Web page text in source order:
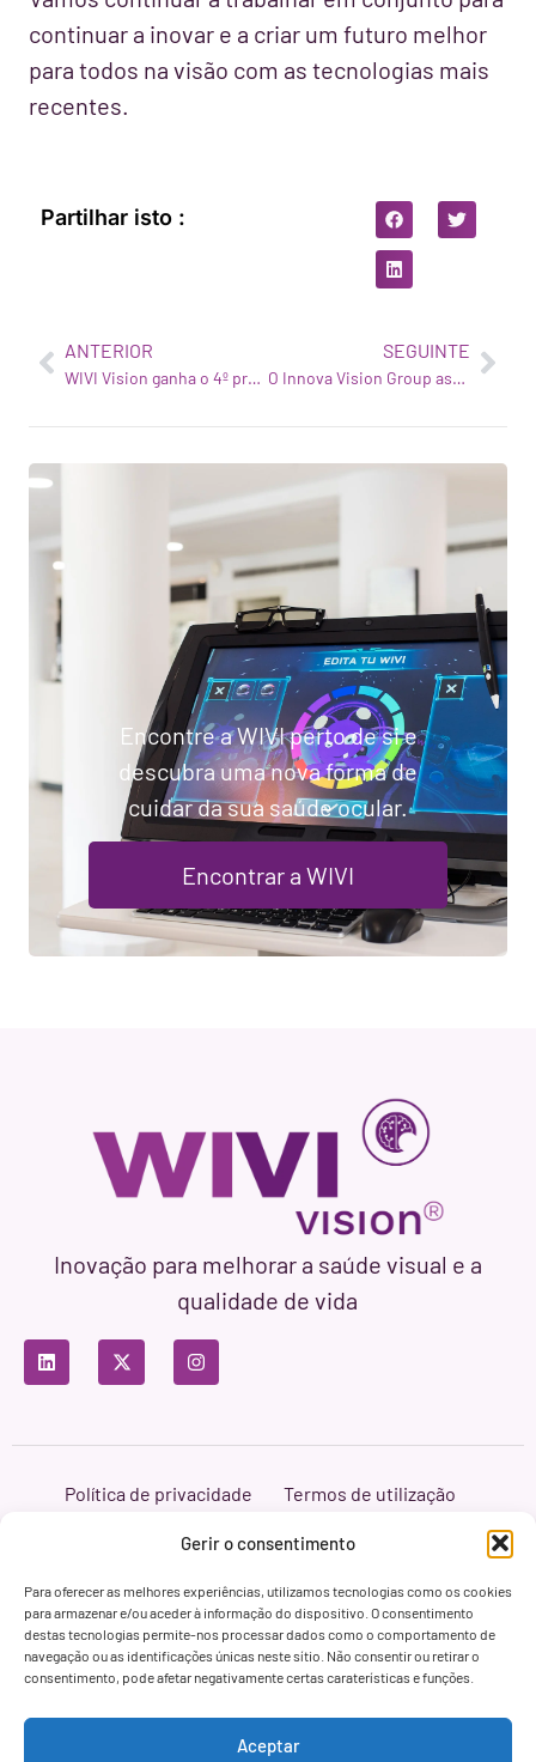
Gerir o consentimento
Para oferecer as melhores experiências, utilizamos tecnologias como os cookies
para armazenar e/ou aceder à informação do dispositivo. O consentimento
destas tecnologias permite-nos processar dados como o comportamento de
navegação ou as identificações únicas neste sítio. Não consentir ou retirar o
consentimento, pode afetar negativamente certas caraterísticas e funções.
Aceptar
continuar a inovar e a criar um futuro melhor
para todos na visão com as tecnologias mais
recentes.
Partilhar isto :
ANTERIOR
WIVI Vision ganha o 4º prémio da Taça Social de Impacto
SEGUINTE
O Innova Vision Group associa-se à WIVI Vision
Encontre a WIVI perto de si e
descubra uma nova forma de
cuidar da sua saúde ocular.
Encontrar a WIVI
Inovação para melhorar a saúde visual e a
qualidade de vida
Política de privacidade
Termos de utilização
Branding & Web ASH Proyectos Creativos